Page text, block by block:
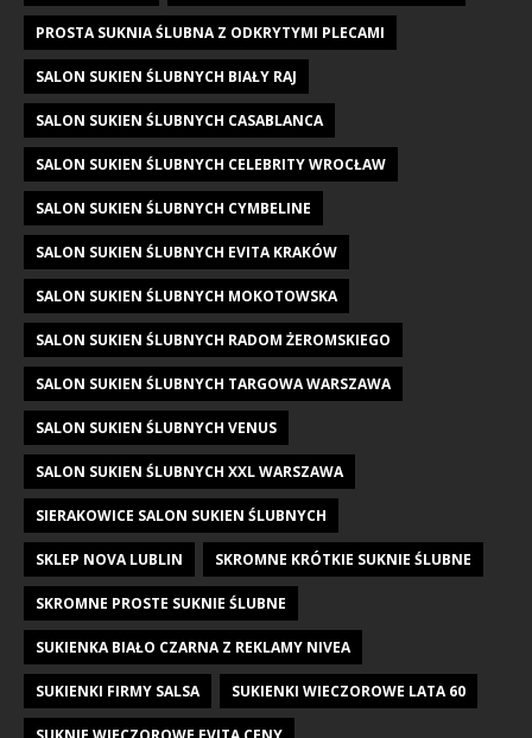
PROSTA SUKNIA ŚLUBNA Z ODKRYTYMI PLECAMI
SALON SUKIEN ŚLUBNYCH BIAŁY RAJ
SALON SUKIEN ŚLUBNYCH CASABLANCA
SALON SUKIEN ŚLUBNYCH CELEBRITY WROCŁAW
SALON SUKIEN ŚLUBNYCH CYMBELINE
SALON SUKIEN ŚLUBNYCH EVITA KRAKÓW
SALON SUKIEN ŚLUBNYCH MOKOTOWSKA
SALON SUKIEN ŚLUBNYCH RADOM ŻEROMSKIEGO
SALON SUKIEN ŚLUBNYCH TARGOWA WARSZAWA
SALON SUKIEN ŚLUBNYCH VENUS
SALON SUKIEN ŚLUBNYCH XXL WARSZAWA
SIERAKOWICE SALON SUKIEN ŚLUBNYCH
SKLEP NOVA LUBLIN SKROMNE KRÓTKIE SUKNIE ŚLUBNE
SKROMNE PROSTE SUKNIE ŚLUBNE
SUKIENKA BIAŁO CZARNA Z REKLAMY NIVEA
SUKIENKI FIRMY SALSA SUKIENKI WIECZOROWE LATA 60